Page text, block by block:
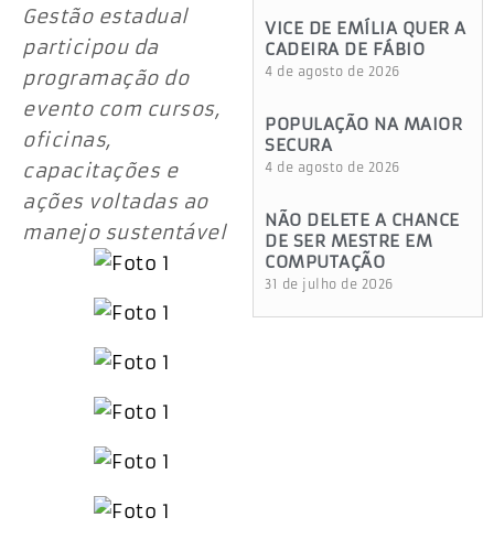
Gestão estadual
participou da
programação do
evento com cursos,
oficinas,
capacitações e
ações voltadas ao
manejo sustentável
VICE DE EMÍLIA QUER A
CADEIRA DE FÁBIO
4 de agosto de 2026
POPULAÇÃO NA MAIOR
SECURA
4 de agosto de 2026
NÃO DELETE A CHANCE
DE SER MESTRE EM
COMPUTAÇÃO
31 de julho de 2026